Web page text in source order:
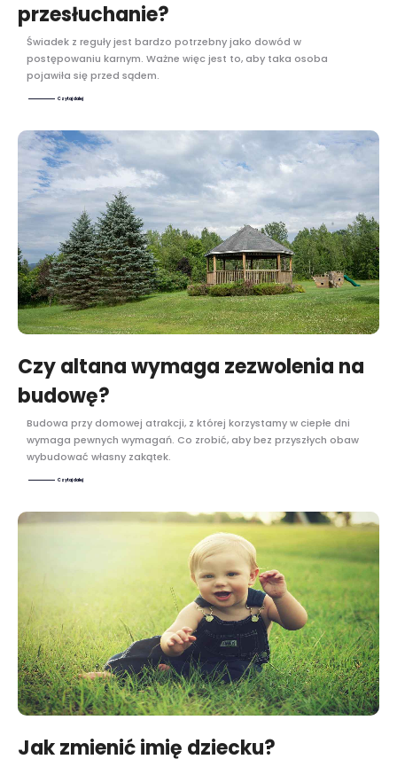
przesłuchanie?
Świadek z reguły jest bardzo potrzebny jako dowód w
postępowaniu karnym. Ważne więc jest to, aby taka osoba
pojawiła się przed sądem.
Czytaj dalej
Czy altana wymaga zezwolenia na
budowę?
Budowa przy domowej atrakcji, z której korzystamy w ciepłe dni
wymaga pewnych wymagań. Co zrobić, aby bez przyszłych obaw
wybudować własny zakątek.
Czytaj dalej
Jak zmienić imię dziecku?